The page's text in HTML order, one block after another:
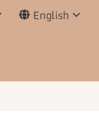
English